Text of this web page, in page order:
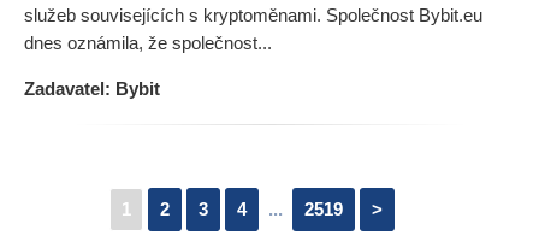
služeb souvisejících s kryptoměnami. Společnost Bybit.eu
dnes oznámila, že společnost...
Zadavatel: Bybit
1 2 3 4 ... 2519 >